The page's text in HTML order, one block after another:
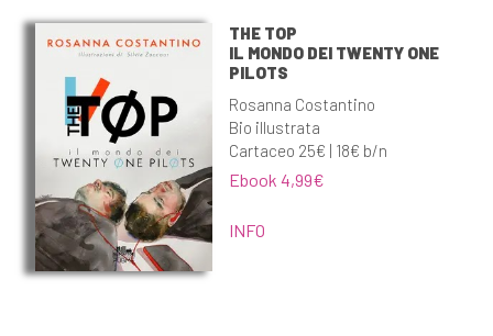
THE TOP
IL MONDO DEI TWENTY ONE
PILOTS
Rosanna Costantino
Bio illustrata
Cartaceo 25€ | 18€ b/n
Ebook 4,99€
INFO